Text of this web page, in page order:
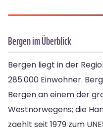
Bergen im Überblick
Bergen liegt in der
285.000 Einwohner.
Bergen an einem der
Westnorwegens; die
zaehlt seit 1979 zum